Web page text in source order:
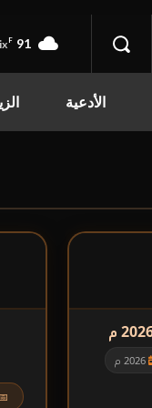
91
F
الأدعية
2026 م